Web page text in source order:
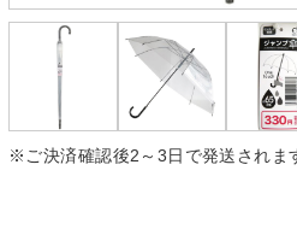
※ご決済確認後2～3日で発送されま